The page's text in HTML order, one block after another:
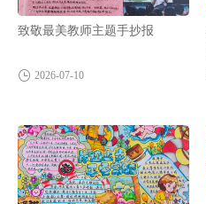
致敬最美教师主题手抄报
2026-07-10